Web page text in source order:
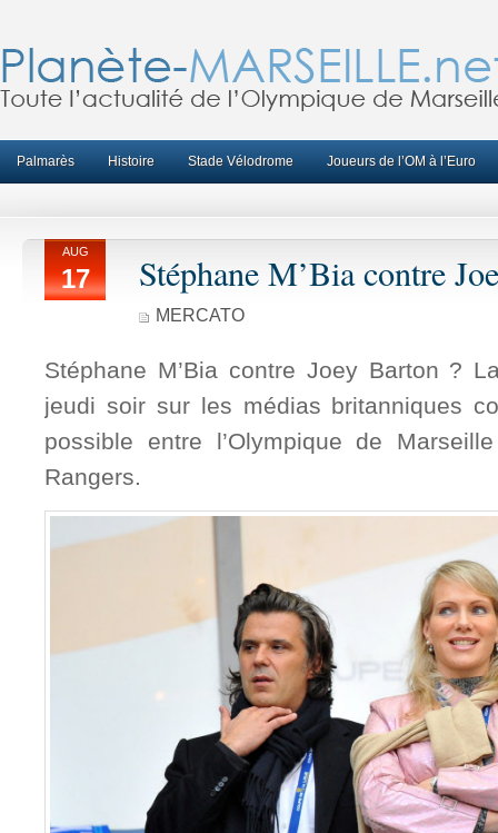
Palmarès Histoire Stade Vélodrome Joueurs de l’OM à l’Euro
AUG
17 Stéphane M’Bia contre
MERCATO
Stéphane M’Bia contre Joey Barton ?
jeudi soir sur les médias britanniques
possible entre l’Olympique de
Rangers.